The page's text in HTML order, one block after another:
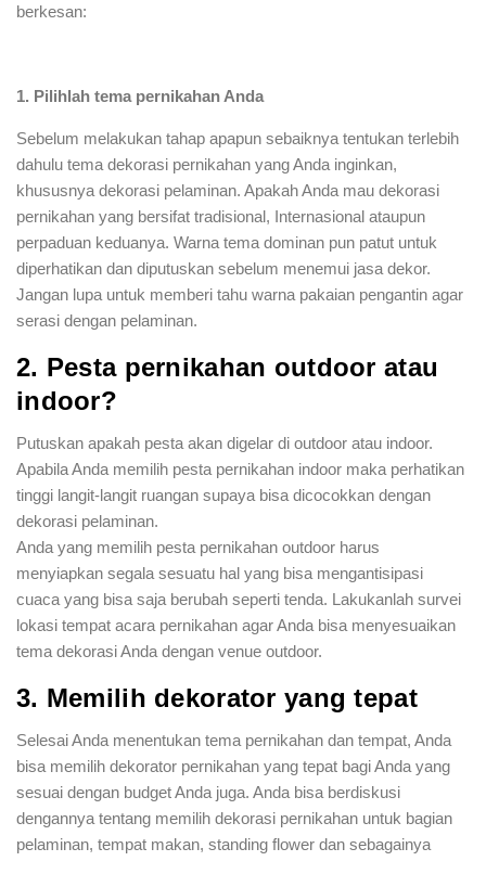
berkesan:
1. Pilihlah tema pernikahan Anda
Sebelum melakukan tahap apapun sebaiknya tentukan terlebih
dahulu tema dekorasi pernikahan yang Anda inginkan,
khususnya dekorasi pelaminan. Apakah Anda mau dekorasi
pernikahan yang bersifat tradisional, Internasional ataupun
perpaduan keduanya. Warna tema dominan pun patut untuk
diperhatikan dan diputuskan sebelum menemui jasa dekor.
Jangan lupa untuk memberi tahu warna pakaian pengantin agar
serasi dengan pelaminan.
2. Pesta pernikahan outdoor atau
indoor?
Putuskan apakah pesta akan digelar di outdoor atau indoor.
Apabila Anda memilih pesta pernikahan indoor maka perhatikan
tinggi langit-langit ruangan supaya bisa dicocokkan dengan
dekorasi pelaminan.
Anda yang memilih pesta pernikahan outdoor harus
menyiapkan segala sesuatu hal yang bisa mengantisipasi
cuaca yang bisa saja berubah seperti tenda. Lakukanlah survei
lokasi tempat acara pernikahan agar Anda bisa menyesuaikan
tema dekorasi Anda dengan venue outdoor.
3. Memilih dekorator yang tepat
Selesai Anda menentukan tema pernikahan dan tempat, Anda
bisa memilih dekorator pernikahan yang tepat bagi Anda yang
sesuai dengan budget Anda juga. Anda bisa berdiskusi
dengannya tentang memilih dekorasi pernikahan untuk bagian
pelaminan, tempat makan, standing flower dan sebagainya